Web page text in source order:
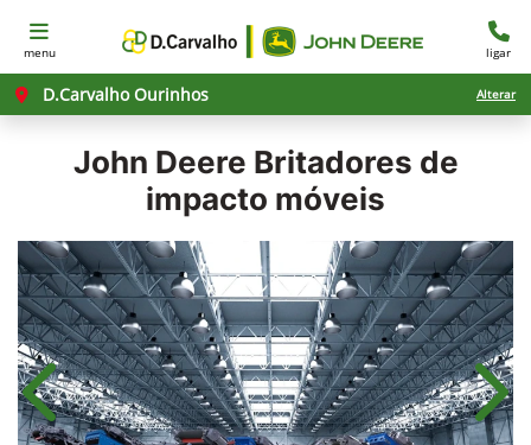
menu ligar
D.Carvalho Ourinhos Alterar
John Deere Britadores de
impacto móveis
Anterior